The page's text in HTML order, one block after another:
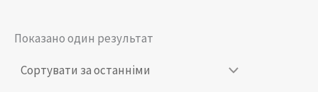
Показано один результат